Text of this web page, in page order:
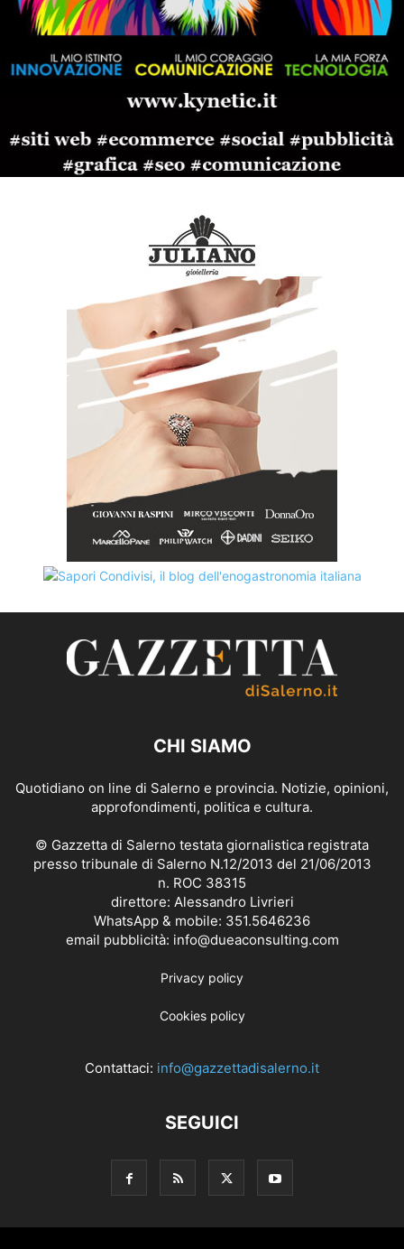
CHI SIAMO
Quotidiano on line di Salerno e provincia. Notizie, opinioni,
approfondimenti, politica e cultura.
© Gazzetta di Salerno testata giornalistica registrata
presso tribunale di Salerno N.12/2013 del 21/06/2013
n. ROC 38315
direttore: Alessandro Livrieri
WhatsApp & mobile: 351.5646236
email pubblicità: info@dueaconsulting.com
Privacy policy
Cookies policy
Contattaci: info@gazzettadisalerno.it
SEGUICI